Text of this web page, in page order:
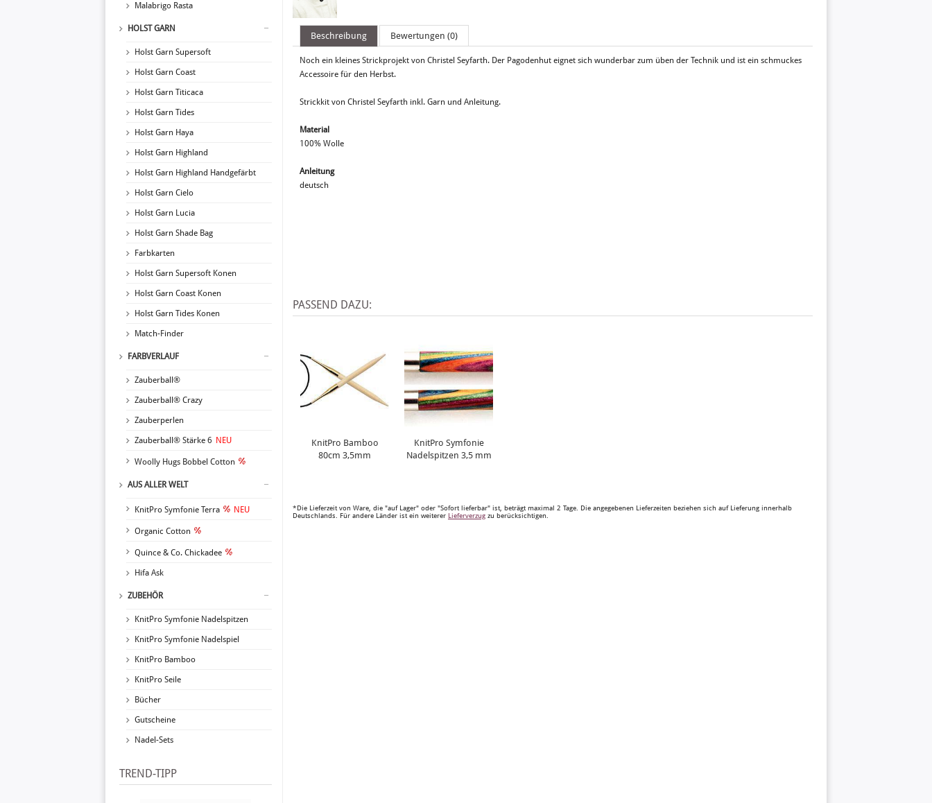
Malabrigo Rasta
HOLST GARN
Holst Garn Supersoft
Holst Garn Coast
Holst Garn Titicaca
Holst Garn Tides
Holst Garn Haya
Holst Garn Highland
Holst Garn Highland Handgefärbt
Holst Garn Cielo
Holst Garn Lucia
Holst Garn Shade Bag
Farbkarten
Holst Garn Supersoft Konen
Holst Garn Coast Konen
Holst Garn Tides Konen
Match-Finder
FARBVERLAUF
Zauberball®
Zauberball® Crazy
Zauberperlen
Zauberball® Stärke 6 NEU
Woolly Hugs Bobbel Cotton
AUS ALLER WELT
KnitPro Symfonie Terra NEU
Organic Cotton
Quince & Co. Chickadee
Hifa Ask
ZUBEHÖR
KnitPro Symfonie Nadelspitzen
KnitPro Symfonie Nadelspiel
KnitPro Bamboo
KnitPro Seile
Bücher
Gutscheine
Nadel-Sets
TREND-TIPP
Beschreibung Bewertungen (0)
Noch ein kleines Strickprojekt von Christel Seyfarth. Der Pagodenhut eignet sich wunderbar zum üben der Technik und ist ein schmuckes
Accessoire für den Herbst.
Strickkit von Christel Seyfarth inkl. Garn und Anleitung.
Material
100% Wolle
Anleitung
deutsch
PASSEND DAZU:
KnitPro Bamboo
80cm 3,5mm
KnitPro Symfonie
Nadelspitzen 3,5 mm
*Die Lieferzeit von Ware, die "auf Lager" oder "Sofort lieferbar" ist, beträgt maximal 2 Tage. Die angegebenen Lieferzeiten beziehen sich auf Lieferung innerhalb
Deutschlands. Für andere Länder ist ein weiterer Lieferverzug zu berücksichtigen.